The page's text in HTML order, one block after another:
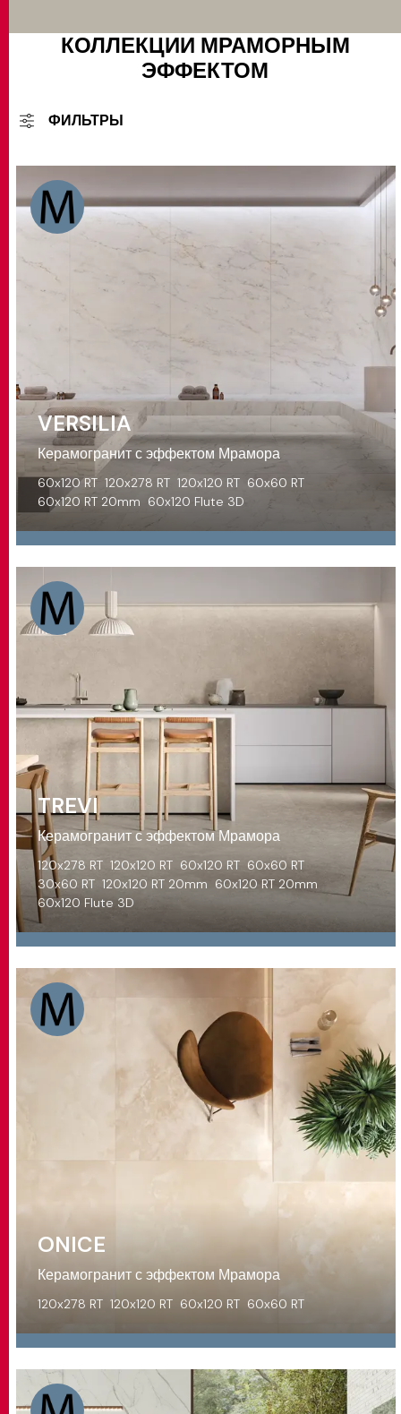
КОЛЛЕКЦИИ МРАМОРНЫМ
ЭФФЕКТОМ
ФИЛЬТРЫ
VERSILIA
Керамогранит с эффектом Мрамора
60x120 RT 120x278 RT 120x120 RT 60x60 RT
60x120 RT 20mm 60x120 Flute 3D
TREVI
Керамогранит с эффектом Мрамора
120x278 RT 120x120 RT 60x120 RT 60x60 RT
30x60 RT 120x120 RT 20mm 60x120 RT 20mm
60x120 Flute 3D
ONICE
Керамогранит с эффектом Мрамора
120x278 RT 120x120 RT 60x120 RT 60x60 RT